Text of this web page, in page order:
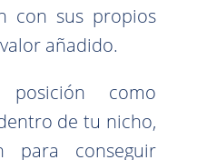
con sus propios
añadido.
posición como
de tu nicho,
para conseguir